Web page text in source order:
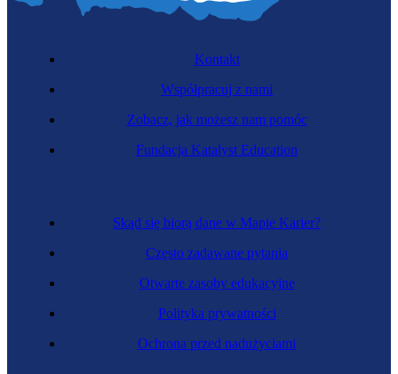
Skąd się biorą dane w Mapie Karier?
Często zadawane pytania
Otwarte zasoby edukacyjne
Polityka prywatności
Ochrona przed nadużyciami
Kontakt
Współpracuj z nami
Zobacz, jak możesz nam pomóc
Fundacja Katalyst Education